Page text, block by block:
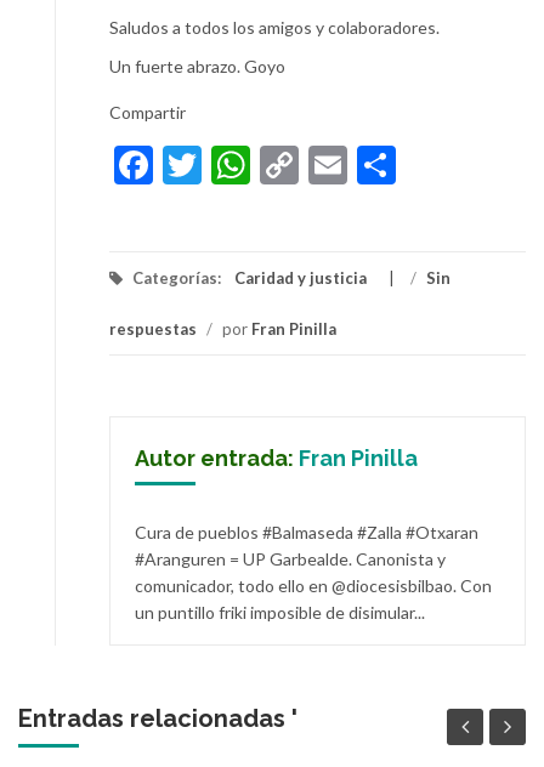
Saludos a todos los amigos y colaboradores.
Un fuerte abrazo. Goyo
Compartir
Facebook
Twitter
WhatsApp
CopyEmail
Categorías: Caridad y justicia / Sin
respuestas / por Fran Pinilla
Autor entrada: Fran Pinilla
Cura de pueblos #Balmaseda #Zalla #Otxaran
#Aranguren = UP Garbealde. Canonista y
comunicador, todo ello en @diocesisbilbao. Con
un puntillo friki imposible de disimular...
Entradas relacionadas '